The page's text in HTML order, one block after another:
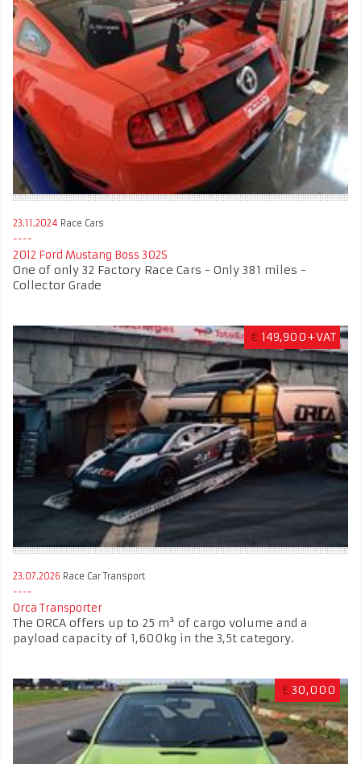
23.11.2024 Race Cars
2012 Ford Mustang Boss 302S
One of only 32 Factory Race Cars - Only 381 miles -
Collector Grade
€ 149,900+VAT
23.07.2026 Race Car Transport
Orca Transporter
The ORCA offers up to 25 m³ of cargo volume and a
payload capacity of 1,600kg in the 3,5t category.
£ 30,000